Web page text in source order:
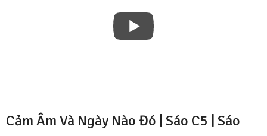
Cảm Âm Và Ngày Nào Đó | Sáo C5 Sáo